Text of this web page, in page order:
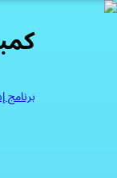
برنامج